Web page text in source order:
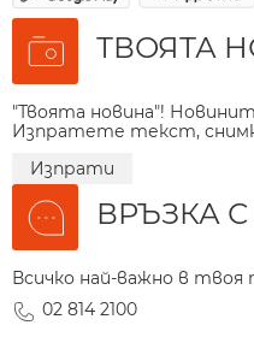
ТВОЯТА
"Твоята новина"!
Изпратете текст,
Изпрати
ВРЪЗКА
Всичко най-важно в твоя
02 814 2100